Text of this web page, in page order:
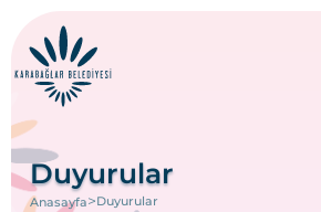
Duyurular
Anasayfa>Duyurular